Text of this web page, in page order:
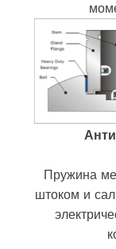
Пружина
штоком и